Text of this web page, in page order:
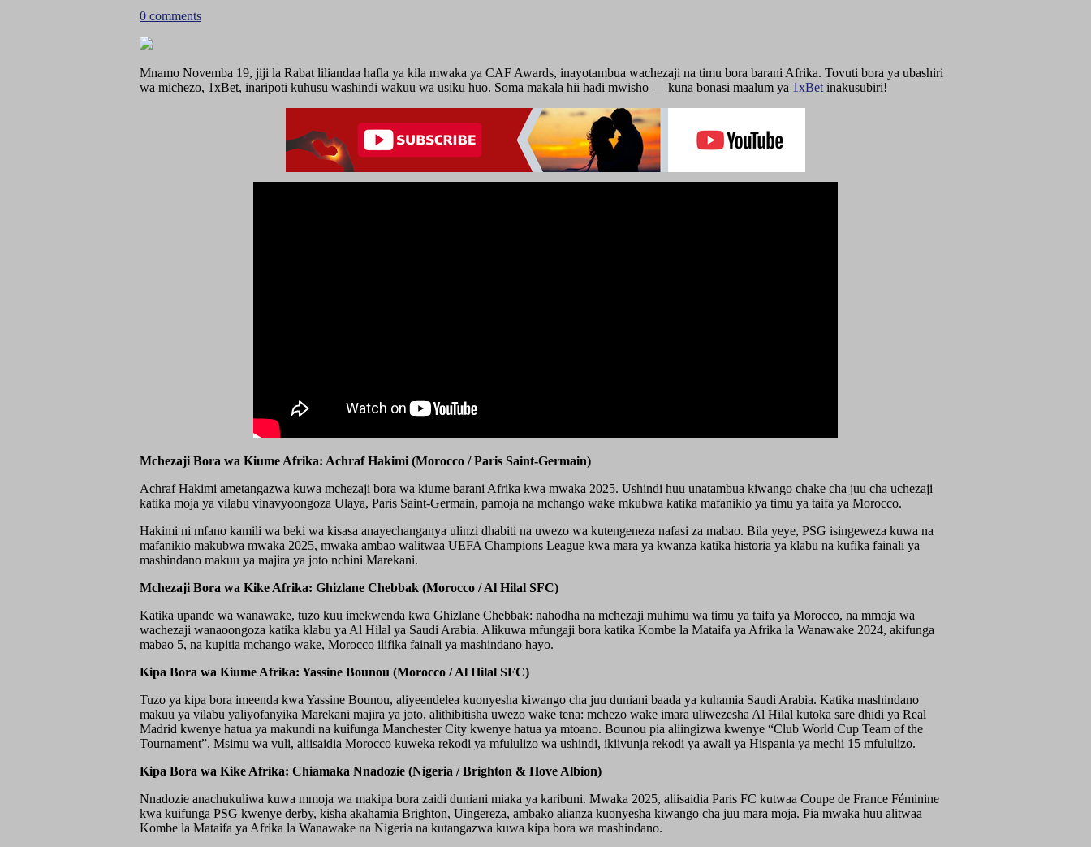
0 comments
Mnamo Novemba 19, jiji la Rabat liliandaa hafla ya kila mwaka ya CAF Awards, inayotambua wachezaji na timu bora barani Afrika. Tovuti bora ya ubashiri
wa michezo, 1xBet, inaripoti kuhusu washindi wakuu wa usiku huo. Soma makala hii hadi mwisho — kuna bonasi maalum ya 1xBet inakusubiri!
Mchezaji Bora wa Kiume Afrika: Achraf Hakimi (Morocco / Paris Saint-Germain)
Achraf Hakimi ametangazwa kuwa mchezaji bora wa kiume barani Afrika kwa mwaka 2025. Ushindi huu unatambua kiwango chake cha juu cha uchezaji
katika moja ya vilabu vinavyoongoza Ulaya, Paris Saint-Germain, pamoja na mchango wake mkubwa katika mafanikio ya timu ya taifa ya Morocco.
Hakimi ni mfano kamili wa beki wa kisasa anayechanganya ulinzi dhabiti na uwezo wa kutengeneza nafasi za mabao. Bila yeye, PSG isingeweza kuwa na
mafanikio makubwa mwaka 2025, mwaka ambao walitwaa UEFA Champions League kwa mara ya kwanza katika historia ya klabu na kufika fainali ya
mashindano makuu ya majira ya joto nchini Marekani.
Mchezaji Bora wa Kike Afrika: Ghizlane Chebbak (Morocco / Al Hilal SFC)
Katika upande wa wanawake, tuzo kuu imekwenda kwa Ghizlane Chebbak: nahodha na mchezaji muhimu wa timu ya taifa ya Morocco, na mmoja wa
wachezaji wanaoongoza katika klabu ya Al Hilal ya Saudi Arabia. Alikuwa mfungaji bora katika Kombe la Mataifa ya Afrika la Wanawake 2024, akifunga
mabao 5, na kupitia mchango wake, Morocco ilifika fainali ya mashindano hayo.
Kipa Bora wa Kiume Afrika: Yassine Bounou (Morocco / Al Hilal SFC)
Tuzo ya kipa bora imeenda kwa Yassine Bounou, aliyeendelea kuonyesha kiwango cha juu duniani baada ya kuhamia Saudi Arabia. Katika mashindano
makuu ya vilabu yaliyofanyika Marekani majira ya joto, alithibitisha uwezo wake tena: mchezo wake imara uliwezesha Al Hilal kutoka sare dhidi ya Real
Madrid kwenye hatua ya makundi na kuifunga Manchester City kwenye hatua ya mtoano. Bounou pia aliingizwa kwenye “Club World Cup Team of the
Tournament”. Msimu wa vuli, aliisaidia Morocco kuweka rekodi ya mfululizo wa ushindi, ikiivunja rekodi ya awali ya Hispania ya mechi 15 mfululizo.
Kipa Bora wa Kike Afrika: Chiamaka Nnadozie (Nigeria / Brighton & Hove Albion)
Nnadozie anachukuliwa kuwa mmoja wa makipa bora zaidi duniani miaka ya karibuni. Mwaka 2025, aliisaidia Paris FC kutwaa Coupe de France Féminine
kwa kuifunga PSG kwenye derby, kisha akahamia Brighton, Uingereza, ambako alianza kuonyesha kiwango cha juu mara moja. Pia mwaka huu alitwaa
Kombe la Mataifa ya Afrika la Wanawake na Nigeria na kutangazwa kuwa kipa bora wa mashindano.